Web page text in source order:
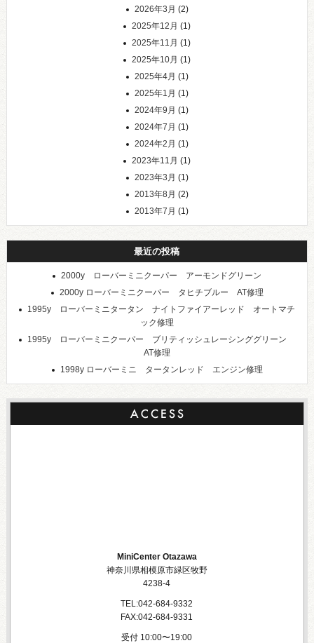
2026年3月 (2)
2025年12月 (1)
2025年11月 (1)
2025年10月 (1)
2025年4月 (1)
2025年1月 (1)
2024年9月 (1)
2024年7月 (1)
2024年2月 (1)
2023年11月 (1)
2023年3月 (1)
2013年8月 (2)
2013年7月 (1)
最近の投稿
2000y ローバーミニクーパー アーモンドグリーン
2000y ローバーミニクーパー タヒチブルー AT修理
1995y ローバーミニタータン ナイトファイアーレッド オートマチ
ック修理
1995y ローバーミニクーパー ブリティッシュレーシンググリーン
AT修理
1998y ローバーミニ タータンレッド エンジン修理
MiniCenter Otazawa
神奈川県相模原市緑区牧野
4238-4
TEL:042-684-9332
FAX:042-684-9331
受付 10:00〜19:00